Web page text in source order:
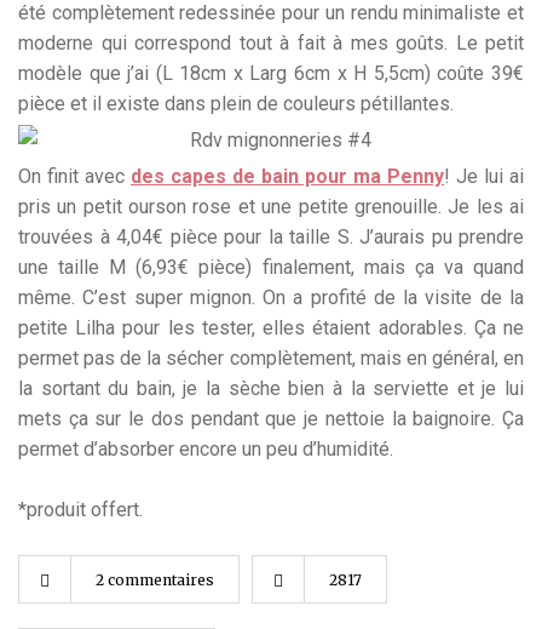
été complètement redessinée pour un rendu minimaliste et
moderne qui correspond tout à fait à mes goûts. Le petit
modèle que j’ai (L 18cm x Larg 6cm x H 5,5cm) coûte 39€
pièce et il existe dans plein de couleurs pétillantes.
On finit avec des capes de bain pour ma Penny! Je lui ai
pris un petit ourson rose et une petite grenouille. Je les ai
trouvées à 4,04€ pièce pour la taille S. J’aurais pu prendre
une taille M (6,93€ pièce) finalement, mais ça va quand
même. C’est super mignon. On a profité de la visite de la
petite Lilha pour les tester, elles étaient adorables. Ça ne
permet pas de la sécher complètement, mais en général, en
la sortant du bain, je la sèche bien à la serviette et je lui
mets ça sur le dos pendant que je nettoie la baignoire. Ça
permet d’absorber encore un peu d’humidité.
*produit offert.
2 commentaires 2817